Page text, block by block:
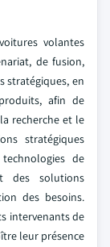
volantes
de fusion,
stratégiques, en
afin de
recherche et le
stratégiques
de
des solutions
des besoins.
intervenants de
leur présence